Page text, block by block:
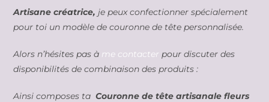
Artisane créatrice, je peux confectionner spécialement
pour toi un modèle de couronne de tête personnalisée.
Alors n’hésites pas à me contacter pour discuter des
disponibilités de combinaison des produits :
Ainsi composes taCouronne de tête artisanale fleurs